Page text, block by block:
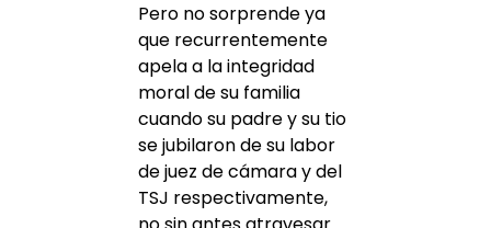
Pero no sorprende ya
que recurrentemente
apela a la integridad
moral de su familia
cuando su padre y su tio
se jubilaron de su labor
de juez de cámara y del
TSJ respectivamente,